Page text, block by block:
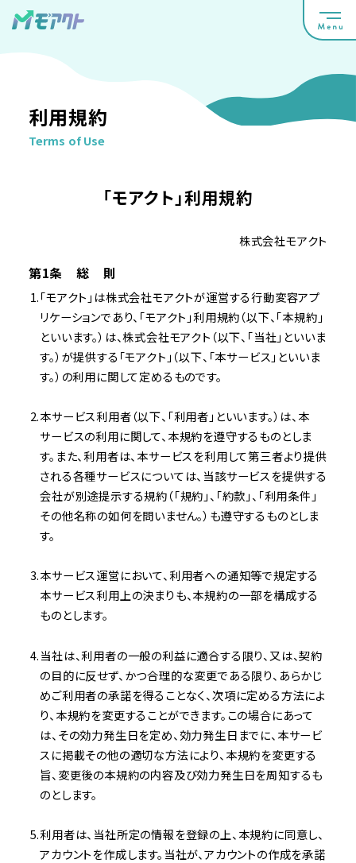
利用規約
Terms of Use
「モアクト」利用規約
株式会社モアクト
第1条 総 則
「モアクト」は株式会社モアクトが運営する行動変容アプ
リケーションであり、「モアクト」利用規約（以下、「本規約」
といいます。）は、株式会社モアクト（以下、「当社」といいま
す。）が提供する「モアクト」（以下、「本サービス」といいま
す。）の利用に関して定めるものです。
本サービス利用者（以下、「利用者」といいます。）は、本
サービスの利用に関して、本規約を遵守するものとしま
す。また、利用者は、本サービスを利用して第三者より提供
される各種サービスについては、当該サービスを提供する
会社が別途提示する規約（「規約」、「約款」、「利用条件」
その他名称の如何を問いません。）も遵守するものとしま
す。
本サービス運営において、利用者への通知等で規定する
本サービス利用上の決まりも、本規約の一部を構成する
ものとします。
当社は、利用者の一般の利益に適合する限り、又は、契約
の目的に反せず、かつ合理的な変更である限り、あらかじ
めご利用者の承諾を得ることなく、次項に定める方法によ
り、本規約を変更することができます。この場合にあって
は、その効力発生日を定め、効力発生日までに、本サービ
スに掲載その他の適切な方法により、本規約を変更する
旨、変更後の本規約の内容及び効力発生日を周知するも
のとします。
利用者は、当社所定の情報を登録の上、本規約に同意し、
アカウントを作成します。当社が、アカウントの作成を承諾